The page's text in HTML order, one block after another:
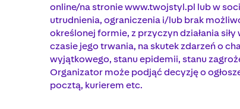
online/na stronie www.twojstyl.pl lub w
utrudnienia, ograniczenia i/lub brak
określonej formie, z przyczyn działania
czasie jego trwania, na skutek zdarzeń o
wyjątkowego, stanu epidemii, stanu
Organizator może podjąć decyzję o
pocztą, kurierem etc.